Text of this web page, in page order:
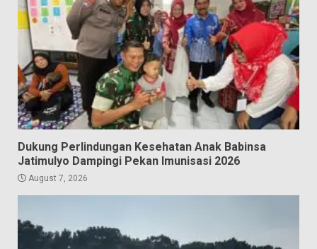
Dukung Perlindungan Kesehatan Anak Babinsa
Jatimulyo Dampingi Pekan Imunisasi 2026
August 7, 2026